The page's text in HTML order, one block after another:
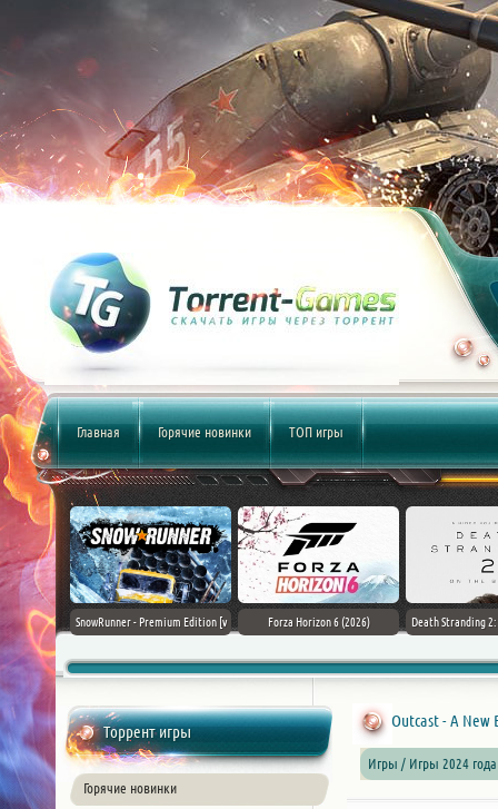
Главная Горячие новинки ТОП игры
Flag
PC
SnowRunner - Premium Edition [v
Forza Horizon 6 (2026) Death Stranding
Торрент игры
Горячие новинки
Outcast - A New
Игры / Игры 2024